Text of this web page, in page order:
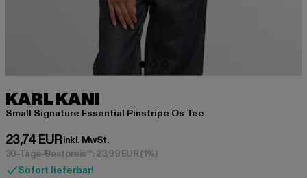
KARL KANI
Small Signature Essential Pinstripe Os Tee
23,74 EUR
Derzeitiger Preis: 23,74 EUR
inkl. MwSt.
30-Tage-Bestpreis**: 23,99 EUR(1%)
Sofort lieferbar!